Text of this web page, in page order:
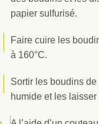
papier sulfurisé.
Faire cuire les
à 160°C.
Sortir les boudins de
humide et les